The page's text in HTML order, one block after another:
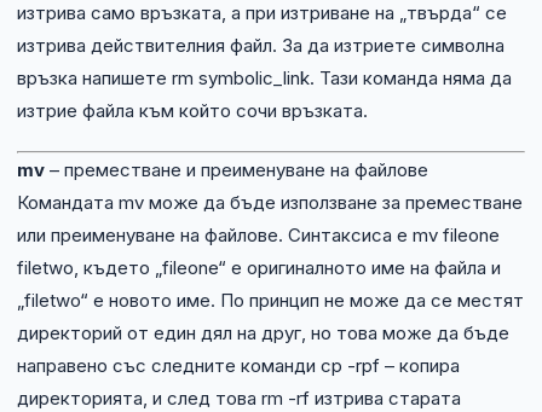
изтрива само връзката, а при изтриване на „твърда“ се
изтрива действителния файл. За да изтриете символна
връзка напишете rm symbolic_link. Тази команда няма да
изтрие файла към който сочи връзката.
mv – преместване и преименуване на файлове
Командата mv може да бъде използване за преместване
или преименуване на файлове. Синтаксиса е mv fileone
filetwo, където „fileone“ е оригиналното име на файла и
„filetwo“ е новото име. По принцип не може да се местят
директорий от един дял на друг, но това може да бъде
направено със следните команди cp -rpf – копира
директорията, и след това rm -rf изтрива старата